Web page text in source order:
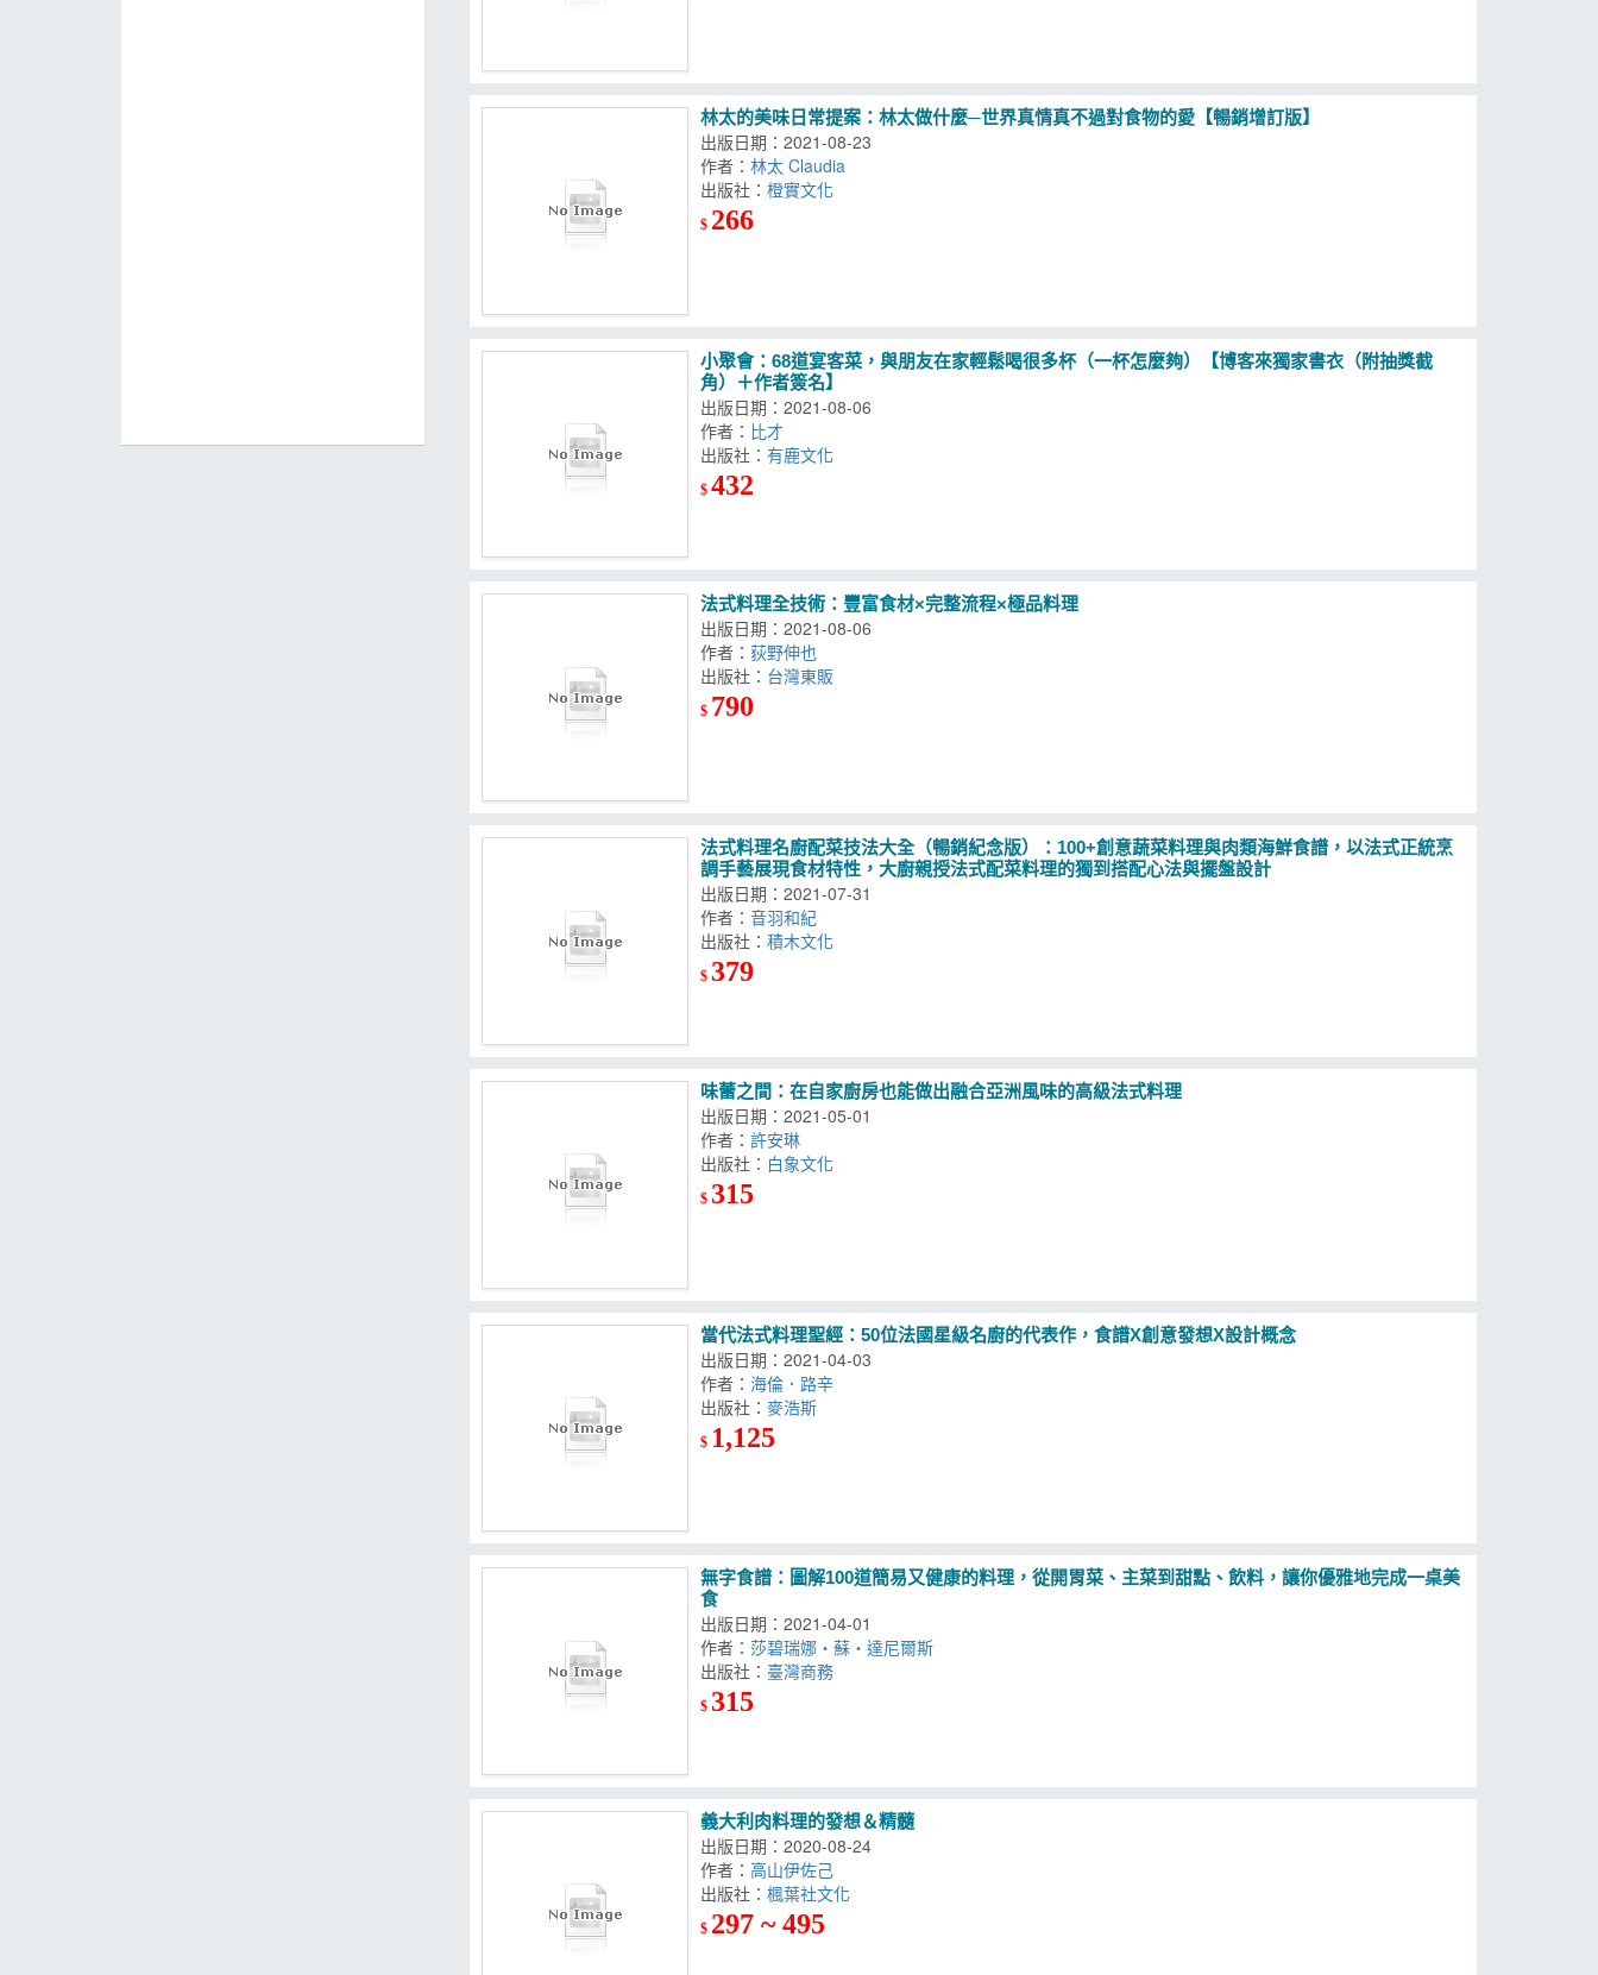
林太的美味日常提案：林太做什麼─世界真情真不過對食物的愛【暢銷增訂版】
出版日期：2021-08-23
作者：林太 Claudia
出版社：
$ 266
小聚會：68道宴客菜，與朋友在家輕鬆喝很多杯（一杯怎麼夠）【博客來獨家書衣（附抽獎截
角）＋作者簽名】
出版日期：2021-08-06
作者： 比才
出版社：
$432
法式料理全技術：豐富食材×完整流程×極品料理
出版日期：2021-08-06
作者：荻野伸也
出版社：
$ 790
法式料理名廚配菜技法大全（暢銷紀念版）：100+創意蔬菜料理與肉類海鮮食譜，以法式正統烹
調手藝展現食材特性，大廚親授法式配菜料理的獨到搭配心法與擺盤設計
出版日期：2021-07-31
作者：音羽和紀
出版社：
$ 379
味蕾之間：在自家廚房也能做出融合亞洲風味的高級法式料理
出版日期：2021-05-01
作者：許安琳
出版社：
$ 315
當代法式料理聖經：50位法國星級名廚的代表作，食譜X創意發想X設計概念
出版日期：2021-04-03
作者：海倫．路辛
出版社：
$ 1,125
無字食譜：圖解100道簡易又健康的料理，從開胃菜、主菜到甜點、飲料，讓你優雅地完成一桌美
食
出版日期：2021-04-01
作者：莎碧瑞娜‧蘇‧達尼爾斯
出版社：
$ 315
義大利肉料理的發想＆精髓
出版日期：2020-08-24
作者：高山伊佐己
出版社：
$ 297 ~ 495